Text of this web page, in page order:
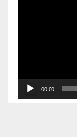
00:00